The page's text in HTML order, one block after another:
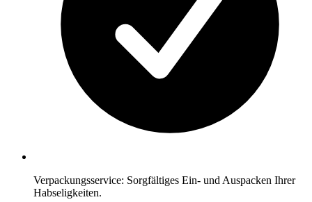
Verpackungsservice: Sorgfältiges Ein- und Auspacken Ihrer
Habseligkeiten.